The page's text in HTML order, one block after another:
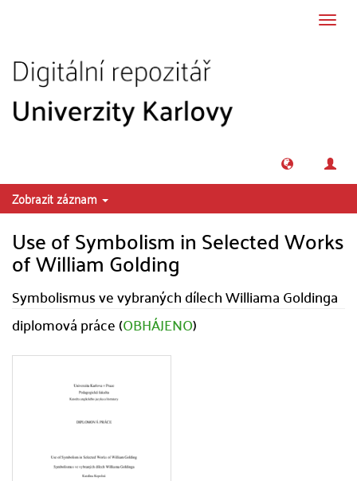
Zobrazit záznam
Use of Symbolism in Selected Works
of William Golding
Symbolismus ve vybraných dílech Williama Goldinga
diplomová práce (OBHÁJENO)